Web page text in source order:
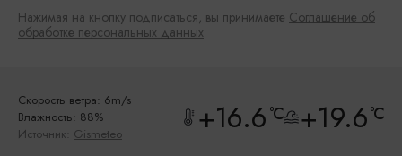
Нажимая на кнопку подписаться, вы принимаете Соглашение об
обработке персональных данных
Скорость ветра: 6m/s
Влажность: 88%
Источник: Gismeteo +16.6°C +19.6°C